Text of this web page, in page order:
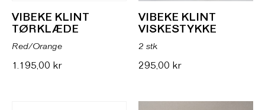
VIBEKE KLINT
TØRKLÆDE
Red/Orange
1.195,00 kr
VIBEKE KLINT
VISKESTYKKE
2 stk
295,00 kr